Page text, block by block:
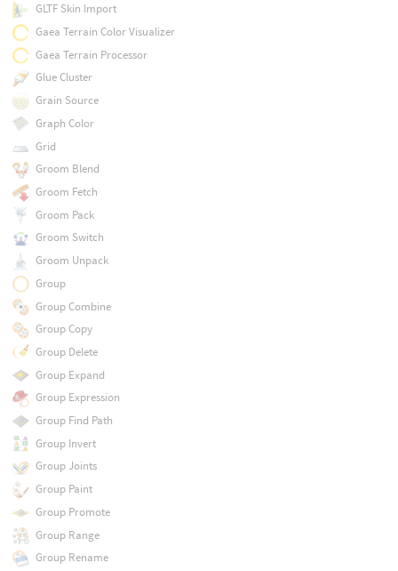
GLTF Skin Import
Gaea Terrain Color Visualizer
Gaea Terrain Processor
Glue Cluster
Grain Source
Graph Color
Grid
Groom Blend
Groom Fetch
Groom Pack
Groom Switch
Groom Unpack
Group
Group Combine
Group Copy
Group Delete
Group Expand
Group Expression
Group Find Path
Group Invert
Group Joints
Group Paint
Group Promote
Group Range
Group Rename